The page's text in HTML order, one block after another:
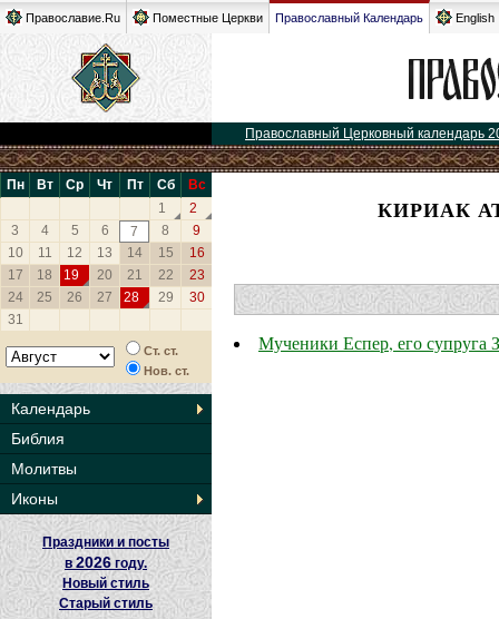
Православие.Ru Поместные Церкви Православный Календарь English
Православный Церковный календарь
Пн Вт Ср Чт Пт Сб
Вс
1
2
3
4 5 6 7 8
9
10
11 12 13 14 15
16
17
18 19 20 21 22
23
24
25 26 27 28 29
30
31
Ст. ст.
Нов. ст.
Календарь
Библия
Молитвы
Иконы
Праздники и посты
в2026 году.
Новый стиль
Старый стиль
КИРИАК
Мученики Еспер, его супруга